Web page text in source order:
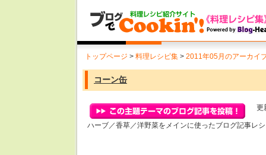
トップページ > 料理レシピ集 > 2011年05月のアーカイ
コーン缶
更
ハーブ／香草／洋野菜をメインに使ったブログ記事レ